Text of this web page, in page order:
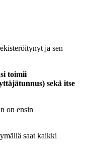
ja sen
toimii
sekä itse
on ensin
saat kaikki